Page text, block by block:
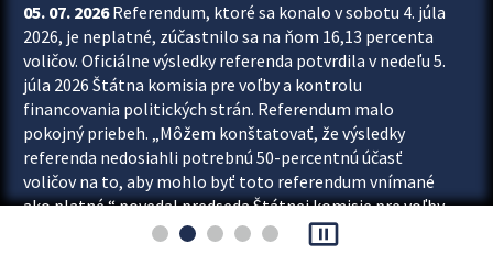
05. 07. 2026Referendum, ktoré sa konalo v sobotu 4. júla
2026, je neplatné, zúčastnilo sa na ňom 16,13 percenta
voličov. Oficiálne výsledky referenda potvrdila v nedeľu 5.
júla 2026 Štátna komisia pre voľby a kontrolu
financovania politických strán. Referendum malo
pokojný priebeh. „Môžem konštatovať, že výsledky
referenda nedosiahli potrebnú 50-percentnú účasť
voličov na to, aby mohlo byť toto referendum vnímané
ako platné,“ povedal predseda Štátnej komisie pre voľby
a kontrolu financovania politických...
pause_presentation